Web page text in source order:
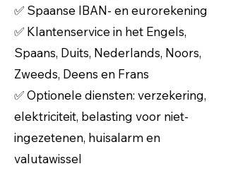
✅ Spaanse IBAN- en eurorekening
✅ Klantenservice in het Engels,
Spaans, Duits, Nederlands, Noors,
Zweeds, Deens en Frans
✅ Optionele diensten: verzekering,
elektriciteit, belasting voor niet-
ingezetenen, huisalarm en
valutawissel